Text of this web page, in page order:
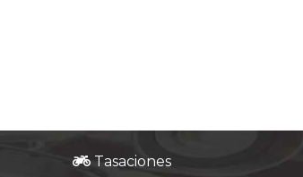
Tasaciones